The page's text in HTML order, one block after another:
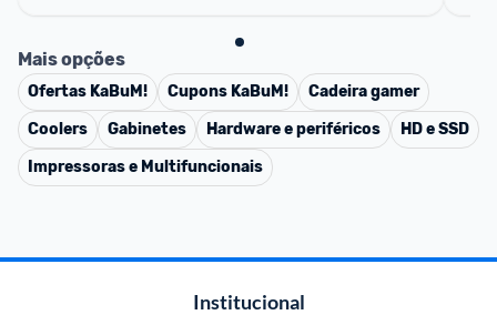
Mais opções
Ofertas KaBuM! Cupons KaBuM!
Cadeira gamer
Coolers
Gabinetes Hardware e periféricos
HD e SSD
Impressoras e Multifuncionais
Institucional